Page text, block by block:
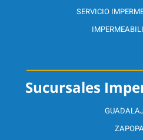
Sucursales
SERVICIO